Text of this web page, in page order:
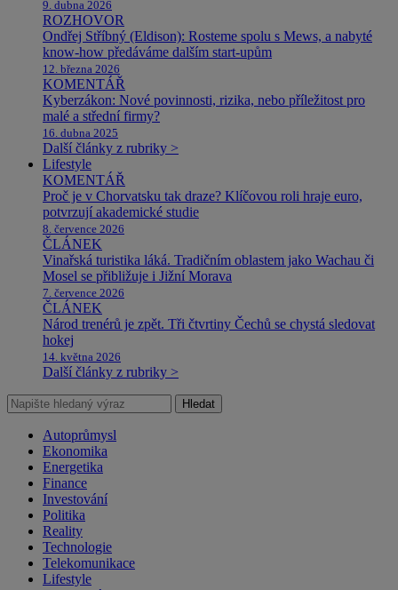
9. dubna 2026
ROZHOVOR
Ondřej Stříbný (Eldison): Rosteme spolu s Mews, a nabyté
know-how předáváme dalším start-upům
12. března 2026
KOMENTÁŘ
Kyberzákon: Nové povinnosti, rizika, nebo příležitost pro
malé a střední firmy?
16. dubna 2025
Další články z rubriky >
Lifestyle
KOMENTÁŘ
Proč je v Chorvatsku tak draze? Klíčovou roli hraje euro,
potvrzují akademické studie
8. července 2026
ČLÁNEK
Vinařská turistika láká. Tradičním oblastem jako Wachau či
Mosel se přibližuje i Jižní Morava
7. července 2026
ČLÁNEK
Národ trenérů je zpět. Tři čtvrtiny Čechů se chystá sledovat
hokej
14. května 2026
Další články z rubriky >
Hledat
Autoprůmysl
Ekonomika
Energetika
Finance
Investování
Politika
Reality
Technologie
Telekomunikace
Lifestyle